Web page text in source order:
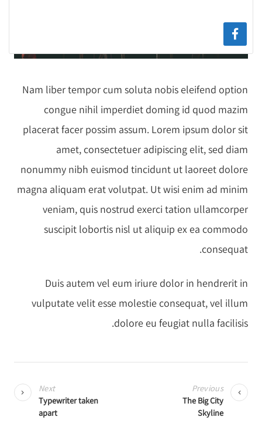
Nam liber tempor cum soluta nobis eleifend option
congue nihil imperdiet doming id quod mazim
placerat facer possim assum. Lorem ipsum dolor sit
amet, consectetuer adipiscing elit, sed diam
nonummy nibh euismod tincidunt ut laoreet dolore
magna aliquam erat volutpat. Ut wisi enim ad minim
veniam, quis nostrud exerci tation ullamcorper
suscipit lobortis nisl ut aliquip ex ea commodo
consequat.
Duis autem vel eum iriure dolor in hendrerit in
vulputate velit esse molestie consequat, vel illum
dolore eu feugiat nulla facilisis.
י
Previous
The Big City
Skyline
Next
Typewriter taken
apart